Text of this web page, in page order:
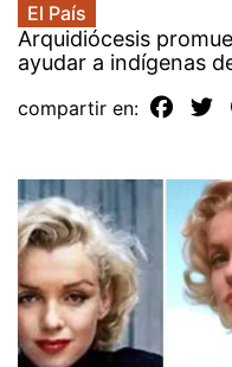
El País
Arquidiócesis
ayudar a indígenas
compartir en: